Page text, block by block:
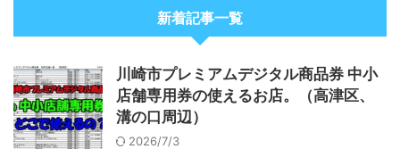
新着記事一覧
川崎市プレミアムデジタル商品券 中小
店舗専用券の使えるお店。（高津区、
溝の口周辺）
2026/7/3